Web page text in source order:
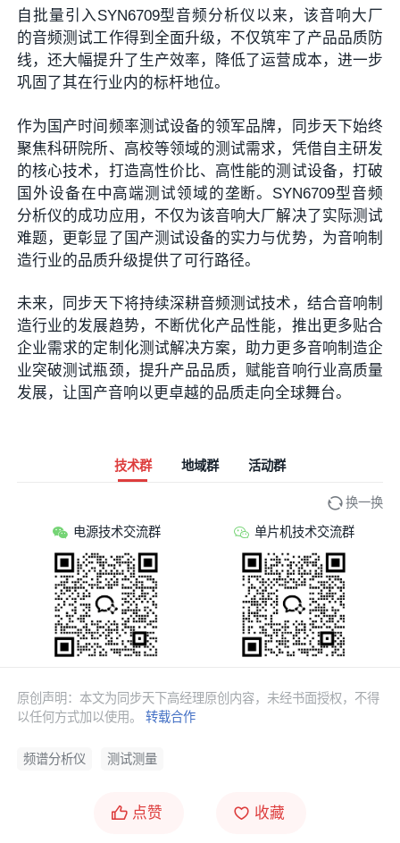
自批量引入SYN6709型音频分析仪以来，该音响大厂
的音频测试工作得到全面升级，不仅筑牢了产品品质防
线，还大幅提升了生产效率，降低了运营成本，进一步
巩固了其在行业内的标杆地位。
作为国产时间频率测试设备的领军品牌，同步天下始终
聚焦科研院所、高校等领域的测试需求，凭借自主研发
的核心技术，打造高性价比、高性能的测试设备，打破
国外设备在中高端测试领域的垄断。SYN6709型音频
分析仪的成功应用，不仅为该音响大厂解决了实际测试
难题，更彰显了国产测试设备的实力与优势，为音响制
造行业的品质升级提供了可行路径。
未来，同步天下将持续深耕音频测试技术，结合音响制
造行业的发展趋势，不断优化产品性能，推出更多贴合
企业需求的定制化测试解决方案，助力更多音响制造企
业突破测试瓶颈，提升产品品质，赋能音响行业高质量
发展，让国产音响以更卓越的品质走向全球舞台。
技术群 地域群 活动群
换一换
电源技术交流群 单片机技术交流群
原创声明：本文为同步天下高经理原创内容，未经书面授权，不得
以任何方式加以使用。转载合作
频谱分析仪 测试测量
点赞 收藏